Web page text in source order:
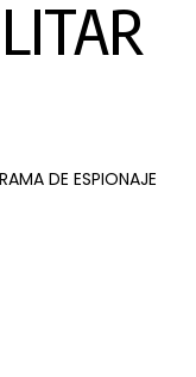
DE ESPIONAJE